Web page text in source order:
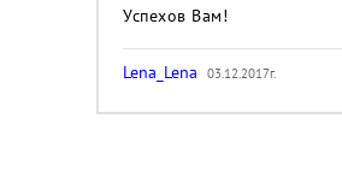
Успехов Вам!
Lena_Lena 03.12.2017г.